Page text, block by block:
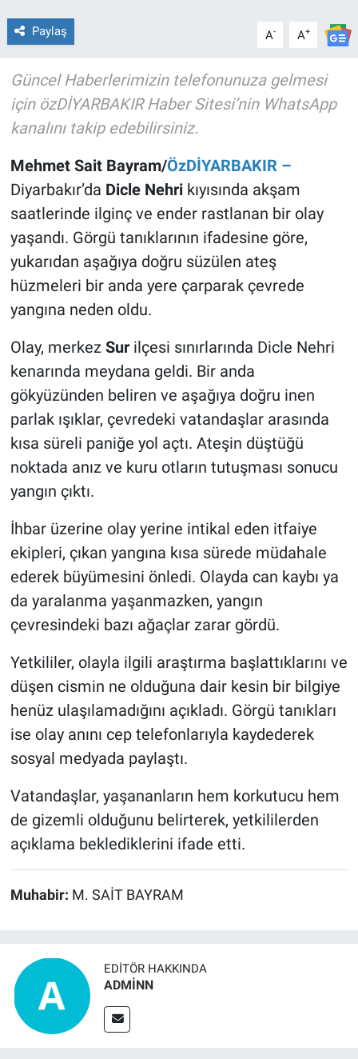
Paylaş A- A+
Güncel Haberlerimizin telefonunuza gelmesi
için özDİYARBAKIR Haber Sitesi’nin WhatsApp
kanalını takip edebilirsiniz.
Mehmet Sait Bayram/ÖzDİYARBAKIR –
Diyarbakır’da Dicle Nehri kıyısında akşam
saatlerinde ilginç ve ender rastlanan bir olay
yaşandı. Görgü tanıklarının ifadesine göre,
yukarıdan aşağıya doğru süzülen ateş
hüzmeleri bir anda yere çarparak çevrede
yangına neden oldu.
Olay, merkez Sur ilçesi sınırlarında Dicle Nehri
kenarında meydana geldi. Bir anda
gökyüzünden beliren ve aşağıya doğru inen
parlak ışıklar, çevredeki vatandaşlar arasında
kısa süreli paniğe yol açtı. Ateşin düştüğü
noktada anız ve kuru otların tutuşması sonucu
yangın çıktı.
İhbar üzerine olay yerine intikal eden itfaiye
ekipleri, çıkan yangına kısa sürede müdahale
ederek büyümesini önledi. Olayda can kaybı ya
da yaralanma yaşanmazken, yangın
çevresindeki bazı ağaçlar zarar gördü.
Yetkililer, olayla ilgili araştırma başlattıklarını ve
düşen cismin ne olduğuna dair kesin bir bilgiye
henüz ulaşılamadığını açıkladı. Görgü tanıkları
ise olay anını cep telefonlarıyla kaydederek
sosyal medyada paylaştı.
Vatandaşlar, yaşananların hem korkutucu hem
de gizemli olduğunu belirterek, yetkililerden
açıklama beklediklerini ifade etti.
Muhabir: M. SAİT BAYRAM
EDITÖR HAKKINDA
ADMİNN